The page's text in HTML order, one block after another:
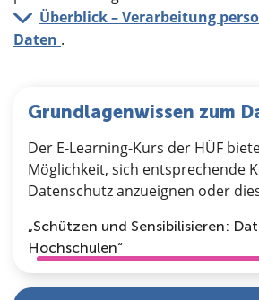
Überblick – Verarbeitung
Daten .
Grundlagenwissen zum
Der E-Learning-Kurs der HÜF
Möglichkeit, sich entsprechende
Datenschutz anzueignen oder
„Schützen und Sensibilisieren:
Hochschulen“